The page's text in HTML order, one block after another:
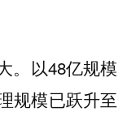
。以48亿规模
规模已跃升至